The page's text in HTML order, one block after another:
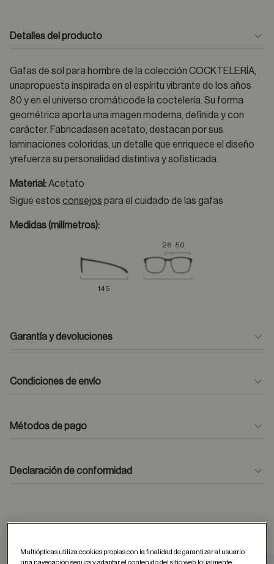
Detalles del producto
Gafas de sol para hombre de la colección COCKTELERÍA,
unapropuesta inspirada en el espíritu vibrante de los años
80 y en el universo cromáticode la coctelería. Su forma
geométrica aporta una imagen moderna, definida y con
carácter. Fabricadasen acetato, destacan por sus
laminaciones coloridas, un detalle que enriquece el diseño
yrefuerza su personalidad distintiva y sofisticada.
Material:Acetato
Sigue estos consejos para el cuidado de las gafas
Medidas (milímetros):
26 50
145
Garantía y devoluciones
Condiciones de envío
Métodos de pago
Declaración de conformidad
Multiópticas utiliza cookies propias con la finalidad de garantizar al usuario
una navegación segura y adaptar el contenido del sitio web. Igualmente,